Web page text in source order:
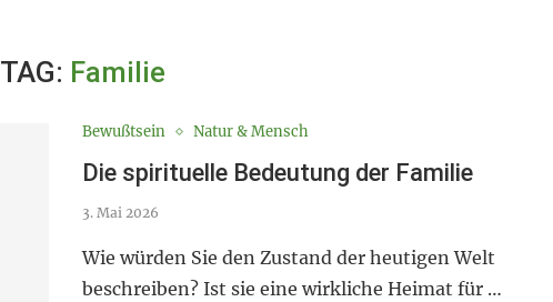
TAG: Familie
Bewußtsein Natur & Mensch
Die spirituelle Bedeutung der Familie
3. Mai 2026
Wie würden Sie den Zustand der heutigen Welt
beschreiben? Ist sie eine wirkliche Heimat für …